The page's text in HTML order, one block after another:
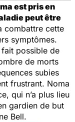
est pris en
peut être
combattre cette
symptômes.
fait possible de
de morts
subies
frustrant. Noma
qui n’a plus lieu
gardien de but
Bell.